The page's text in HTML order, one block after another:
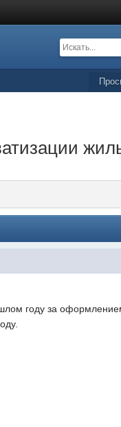
году за